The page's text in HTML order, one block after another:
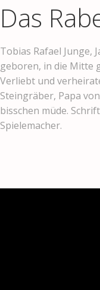
Das
Tobias Rafael Junge,
geboren, in die Mitte
Verliebt und
Steingräber, Papa
bisschen müde.
Spielemacher.